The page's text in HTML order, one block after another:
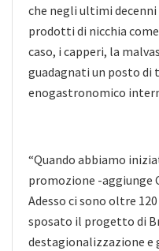
che negli ultimi decenni
prodotti di nicchia
caso, i capperi, la
guadagnati un posto
enogastronomico
“Quando abbiamo
promozione -aggiunge
Adesso ci sono oltre
sposato il progetto di
destagionalizzazione